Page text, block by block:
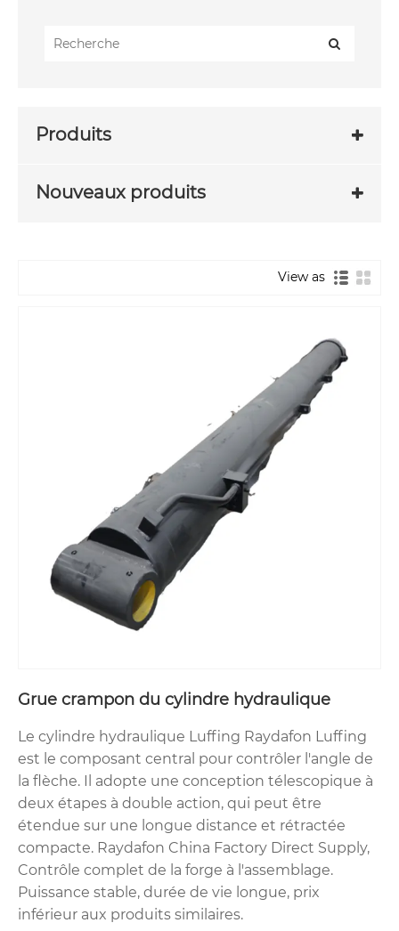
Produits
Nouveaux produits
View as
Grue crampon du cylindre hydraulique
Le cylindre hydraulique Luffing Raydafon Luffing
est le composant central pour contrôler l'angle de
la flèche. Il adopte une conception télescopique à
deux étapes à double action, qui peut être
étendue sur une longue distance et rétractée
compacte. Raydafon China Factory Direct Supply,
Contrôle complet de la forge à l'assemblage.
Puissance stable, durée de vie longue, prix
inférieur aux produits similaires.